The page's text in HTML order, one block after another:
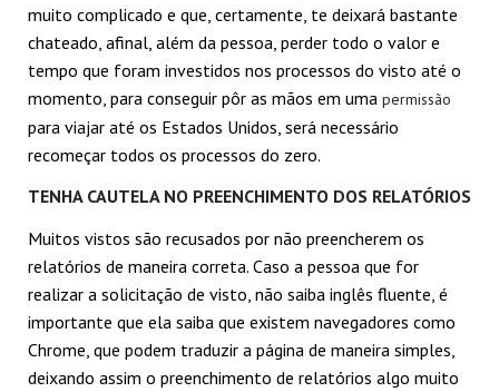
muito complicado e que, certamente, te deixará bastante
chateado, afinal, além da pessoa, perder todo o valor e
tempo que foram investidos nos processos do visto até o
momento, para conseguir pôr as mãos em uma permissão
para viajar até os Estados Unidos, será necessário
recomeçar todos os processos do zero.
TENHA CAUTELA NO PREENCHIMENTO DOS RELATÓRIOS
Muitos vistos são recusados por não preencherem os
relatórios de maneira correta. Caso a pessoa que for
realizar a solicitação de visto, não saiba inglês fluente, é
importante que ela saiba que existem navegadores como
Chrome, que podem traduzir a página de maneira simples,
deixando assim o preenchimento de relatórios algo muito